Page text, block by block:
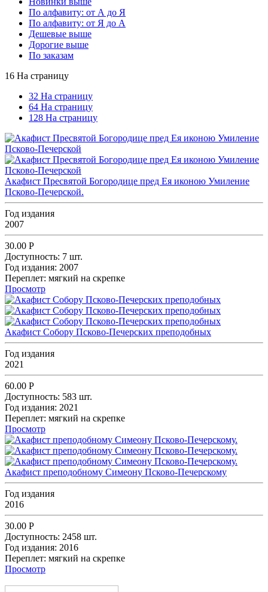
По алфавиту: от А до Я
По алфавиту: от Я до А
Дешевые выше
Дорогие выше
По заказам
16 На страницу
32 На страницу
64 На страницу
128 На страницу
Акафист Пресвятой Богородице пред Ея иконою Умиление
Псково-Печерской.
Год издания
2007
30.00 Р
Доступность: 7 шт.
Год издания: 2007
Переплет: мягкий на скрепке
Просмотр
Акафист Собору Псково-Печерских преподобных
Год издания
2021
60.00 Р
Доступность: 583 шт.
Год издания: 2021
Переплет: мягкий на скрепке
Просмотр
Акафист преподобному Симеону Псково-Печерскому
Год издания
2016
30.00 Р
Доступность: 2458 шт.
Год издания: 2016
Переплет: мягкий на скрепке
Просмотр